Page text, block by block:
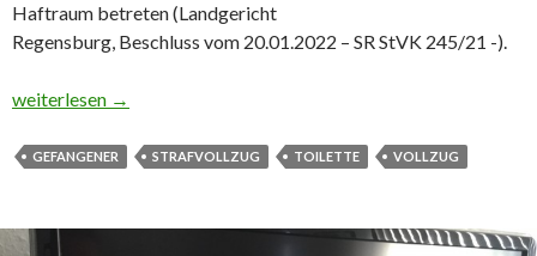
Haftraum betreten (Landgericht
Regensburg, Beschluss vom 20.01.2022 – SR StVK 245/21 -).
Gefangenem muss Zeit zur Beendigung des Toilettengangs
weiterlesen →
GEFANGENER STRAFVOLLZUG TOILETTE VOLLZUG